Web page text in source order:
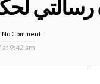
No Comment
at 9:42 am